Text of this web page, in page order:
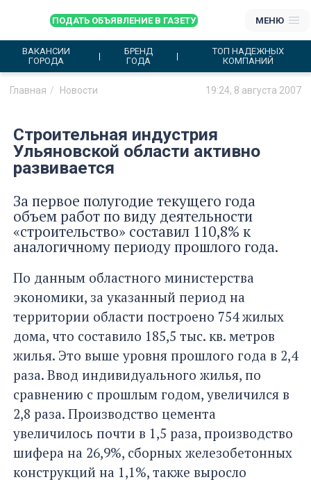
ПОДАТЬ ОБЪЯВЛЕНИЕ В ГАЗЕТУ МЕНЮ
ВАКАНСИИ
ГОРОДА
БРЕНД
ГОДА
ТОП НАДЕЖНЫХ
КОМПАНИЙ
Главная Новости 19:24, 8 августа 2007
Строительная индустрия
Ульяновской области активно
развивается
За первое полугодие текущего года
объем работ по виду деятельности
«строительство» составил 110,8% к
аналогичному периоду прошлого года.
По данным областного министерства
экономики, за указанный период на
территории области построено 754 жилых
дома, что составило 185,5 тыс. кв. метров
жилья. Это выше уровня прошлого года в 2,4
раза. Ввод индивидуального жилья, по
сравнению с прошлым годом, увеличился в
2,8 раза. Производство цемента
увеличилось почти в 1,5 раза, производство
шифера на 26,9%, сборных железобетонных
конструкций на 1,1%, также выросло